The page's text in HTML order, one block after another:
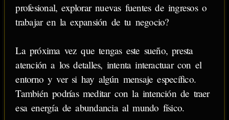
profesional, explorar nuevas fuentes de ingresos o
trabajar en la expansión de tu negocio?
La próxima vez que tengas este sueño, presta
atención a los detalles, intenta interactuar con el
entorno y ver si hay algún mensaje específico.
También podrías meditar con la intención de traer
esa energía de abundancia al mundo físico.